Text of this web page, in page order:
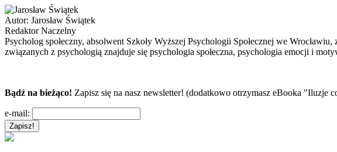
Autor: Jarosław Świątek
Redaktor Naczelny
Psycholog społeczny, absolwent Szkoły Wyższej Psychologii Społecznej we Wrocławiu,
związanych z psychologią znajduje się psychologia społeczna, psychologia emocji i
Bądź na bieżąco! Zapisz się na nasz newsletter! (dodatkowo otrzymasz eBooka "Iluzje
e-mail: